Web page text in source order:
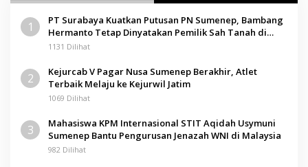
1
PT Surabaya Kuatkan Putusan PN Sumenep, Bambang
Hermanto Tetap Dinyatakan Pemilik Sah Tanah di
Pamolokan
1131 Dilihat
2
Kejurcab V Pagar Nusa Sumenep Berakhir, Atlet
Terbaik Melaju ke Kejurwil Jatim
1069 Dilihat
3
Mahasiswa KPM Internasional STIT Aqidah Usymuni
Sumenep Bantu Pengurusan Jenazah WNI di Malaysia
982 Dilihat